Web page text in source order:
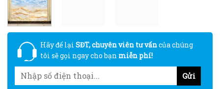
Hãy để lại SĐT, chuyên viên tư vấncủa chúng
tôi sẽ gọi ngay cho bạn miễn phí!